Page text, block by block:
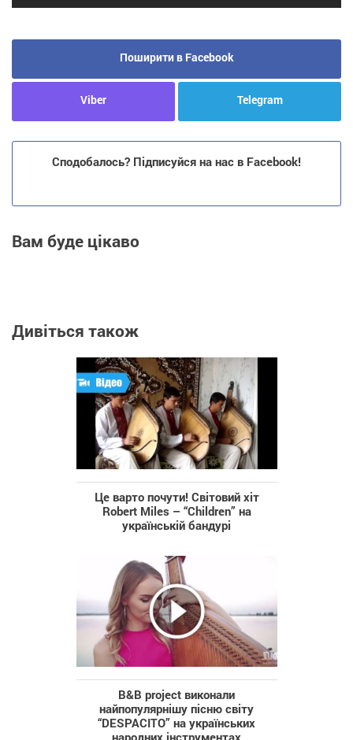
Поширити в Facebook
Viber Telegram
Сподобалось? Підписуйся на нас в Facebook!
Вам буде цікаво
Дивіться також
Це варто почути! Світовий хіт
Robert Miles – “Children” на
українській бандурі
B&B project виконали
найпопулярнішу пісню світу
“DESPACITO” на українських